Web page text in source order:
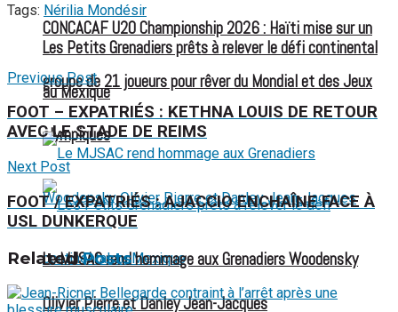
CONCACAF U20 Championship 2026 : Haïti mise sur un
groupe de 21 joueurs pour rêver du Mondial et des Jeux
olympiques
Les Petits Grenadiers prêts à relever le défi continental
au Mexique
Le MJSAC rend hommage aux Grenadiers Woodensky
Olivier Pierre et Danley Jean-Jacques
Tags: Nérilia Mondésir
Previous Post
FOOT – EXPATRIÉS : KETHNA LOUIS DE RETOUR
AVEC LE STADE DE REIMS
Next Post
FOOT / EXPATRIÉS : AJACCIO ENCHAÎNE FACE À
USL DUNKERQUE
RelatedPosts